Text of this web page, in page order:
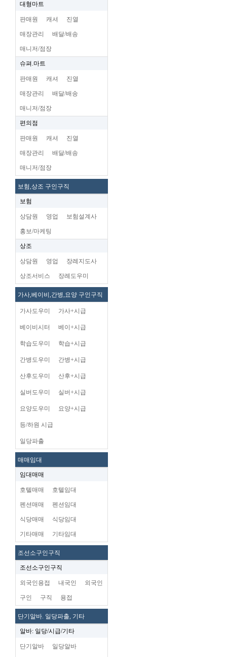
대형마트
판매원 캐셔 진열
매장관리 배달/배송
매니저/점장
슈펴.마트
판매원 캐셔 진열
매장관리 배달/배송
매니저/점장
편의점
판매원 캐셔 진열
매장관리 배달/배송
매니저/점장
보험,상조 구인구직
보험
상담원 영업 보험설계사
홍보/마케팅
상조
상담원 영업 장례지도사
상조서비스 장례도우미
가사,베이비,간병,요양 구인구직
가사도우미 가사+시급
베이비시터 베이+시급
학습도우미 학습+시급
간병도우미 간병+시급
산후도우미 산후+시급
실버도우미 실버+시급
요양도우미 요양+시급
등/하원 시급
일당파출
매매임대
임대매매
호텔매매 호텔임대
펜션매매 펜션임대
식당매매 식당임대
기타매매 기타임대
조선소구인구직
조선소구인구직
외국인용접 내국인 외국인
구인 구직 용접
단기알바. 일당파출, 기타
알바: 일당/시급/기타
단기알바 일당알바